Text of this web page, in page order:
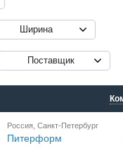
Ширина
Поставщик
Россия, Санкт-Петербург
Питерформ